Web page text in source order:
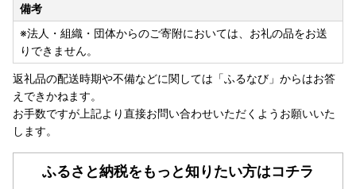
備考
※法人・組織・団体からのご寄附においては、お礼の品をお送
りできません。
返礼品の配送時期や不備などに関しては「ふるなび」からはお答
えできかねます。
お手数ですが上記より直接お問い合わせいただくようお願いいた
します。
ふるさと納税をもっと知りたい方はコチラ